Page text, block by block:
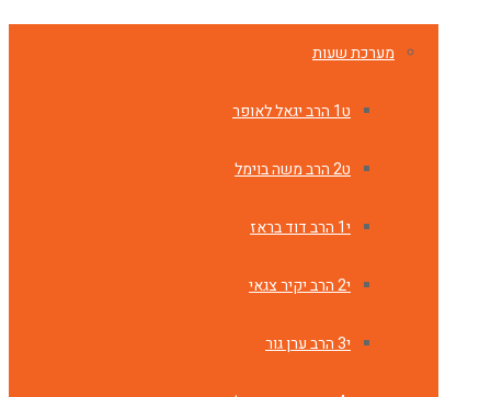
מערכת שעות
ט1 הרב יגאל לאופר
ט2 הרב משה בוימל
י1 הרב דוד בראז
י2 הרב יקיר צגאי
י3 הרב ערן גור